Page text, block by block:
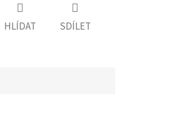
HLÍDAT SDÍLET